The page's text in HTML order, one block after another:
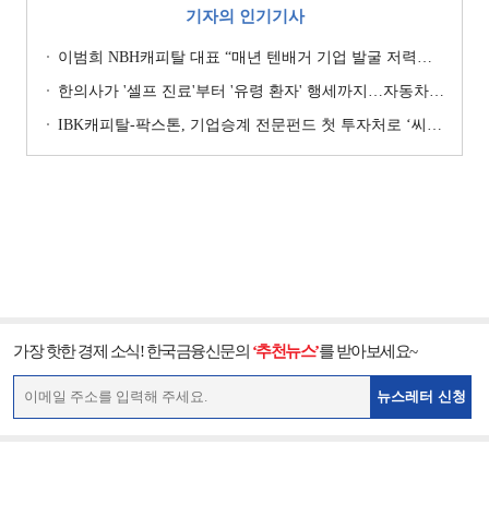
기자의 인기기사
이범희 NBH캐피탈 대표 “매년 텐배거 기업 발굴 저력…올해 ROE 20% 목표”
한의사가 '셀프 진료'부터 '유령 환자' 행세까지…자동차보험 악용 심각 [경상환자 8주룰 도입 초읽기]
IBK캐피탈-팍스톤, 기업승계 전문펀드 첫 투자처로 ‘씨엠디기술단’ 낙점 [캐피탈사 돋보기]
가장 핫한 경제 소식! 한국금융신문의 ‘추천뉴스’를 받아보세요~
뉴스레터 신청